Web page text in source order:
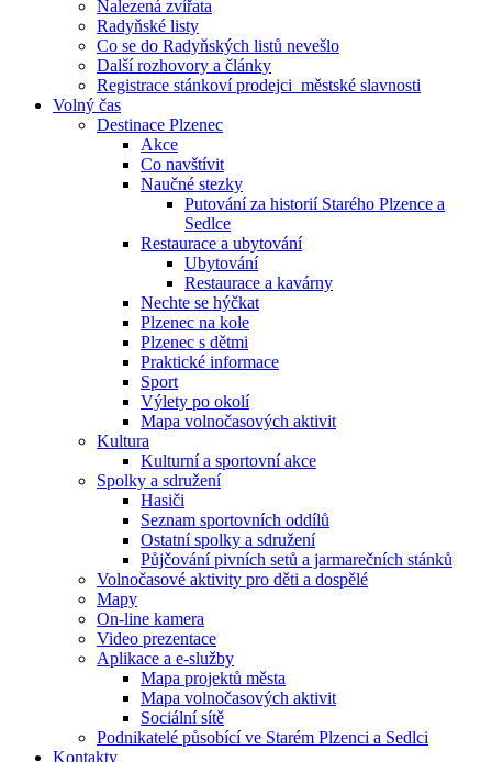
Nalezená zvířata
Radyňské listy
Co se do Radyňských listů nevešlo
Další rozhovory a články
Registrace stánkoví prodejci_městské slavnosti
Volný čas
Destinace Plzenec
Akce
Co navštívit
Naučné stezky
Putování za historií Starého Plzence a
Sedlce
Restaurace a ubytování
Ubytování
Restaurace a kavárny
Nechte se hýčkat
Plzenec na kole
Plzenec s dětmi
Praktické informace
Sport
Výlety po okolí
Mapa volnočasových aktivit
Kultura
Kulturní a sportovní akce
Spolky a sdružení
Hasiči
Seznam sportovních oddílů
Ostatní spolky a sdružení
Půjčování pivních setů a jarmarečních stánků
Volnočasové aktivity pro děti a dospělé
Mapy
On-line kamera
Video prezentace
Aplikace a e-služby
Mapa projektů města
Mapa volnočasových aktivit
Sociální sítě
Podnikatelé působící ve Starém Plzenci a Sedlci
Kontakty